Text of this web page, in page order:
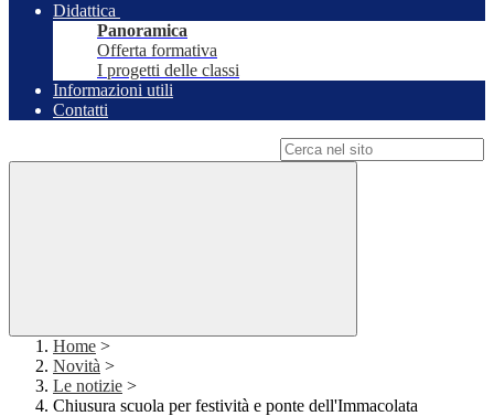
Didattica
Panoramica
Offerta formativa
I progetti delle classi
Informazioni utili
Contatti
Home >
Novità >
Le notizie >
Chiusura scuola per festività e ponte dell'Immacolata